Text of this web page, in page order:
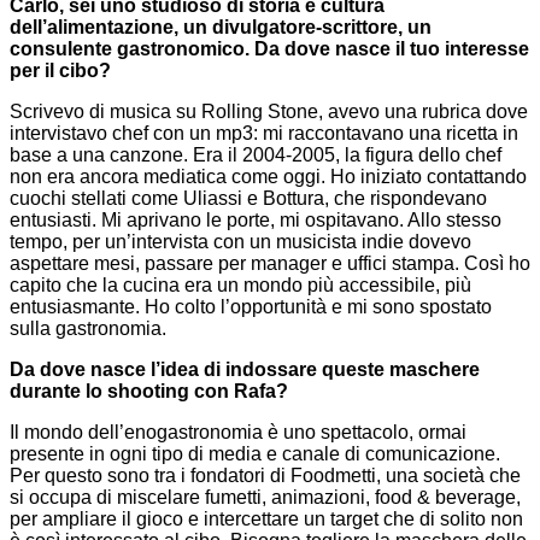
Carlo, sei uno studioso di storia e cultura
dell’alimentazione, un divulgatore-scrittore, un
consulente gastronomico. Da dove nasce il tuo interesse
per il cibo?
Scrivevo di musica su Rolling Stone, avevo una rubrica dove
intervistavo chef con un mp3: mi raccontavano una ricetta in
base a una canzone. Era il 2004-2005, la figura dello chef
non era ancora mediatica come oggi. Ho iniziato contattando
cuochi stellati come Uliassi e Bottura, che rispondevano
entusiasti. Mi aprivano le porte, mi ospitavano. Allo stesso
tempo, per un’intervista con un musicista indie dovevo
aspettare mesi, passare per manager e uffici stampa. Così ho
capito che la cucina era un mondo più accessibile, più
entusiasmante. Ho colto l’opportunità e mi sono spostato
sulla gastronomia.
Da dove nasce l’idea di indossare queste maschere
durante lo shooting con Rafa?
Il mondo dell’enogastronomia è uno spettacolo, ormai
presente in ogni tipo di media e canale di comunicazione.
Per questo sono tra i fondatori di Foodmetti, una società che
si occupa di miscelare fumetti, animazioni, food & beverage,
per ampliare il gioco e intercettare un target che di solito non